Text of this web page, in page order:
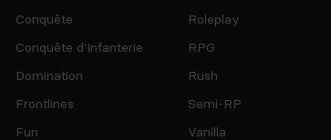
Conquête
Conquête d'Infanterie
Domination
Frontlines
Fun
Roleplay
RPG
Rush
Semi-RP
Vanilla